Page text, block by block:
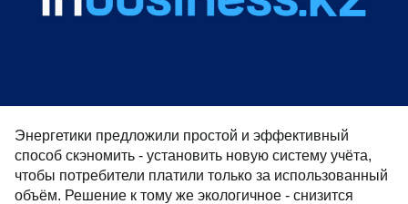
Энергетики предложили простой и эффективный
способ скэномить - установить новую систему учёта,
чтобы потребители платили только за использованный
объём. Решение к тому же экологичное - снизится